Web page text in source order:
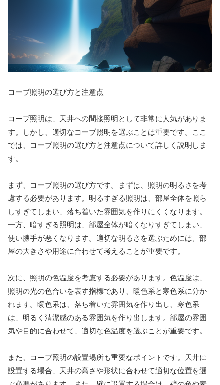
コーブ照明の選び方と注意点
コーブ照明は、天井への間接照明として非常に人気がありま
す。しかし、適切なコーブ照明を選ぶことは重要です。ここ
では、コーブ照明の選び方と注意点について詳しく説明しま
す。
まず、コーブ照明の選び方です。まずは、照明の明るさを考
慮する必要があります。明るすぎる照明は、部屋全体を照ら
しすぎてしまい、落ち着いた雰囲気を作りにくくなります。
一方、暗すぎる照明は、部屋全体が暗くなりすぎてしまい、
使い勝手が悪くなります。適切な明るさを選ぶためには、部
屋の大きさや用途に合わせて考えることが重要です。
次に、照明の色温度を考慮する必要があります。色温度は、
照明の光の色合いを表す指標であり、暖色系と寒色系に分か
れます。暖色系は、落ち着いた雰囲気を作り出し、寒色系
は、明るく清潔感のある雰囲気を作り出します。部屋の雰囲
気や目的に合わせて、適切な色温度を選ぶことが重要です。
また、コーブ照明の設置場所も重要なポイントです。天井に
設置する場合、天井の高さや形状に合わせて適切な位置を選